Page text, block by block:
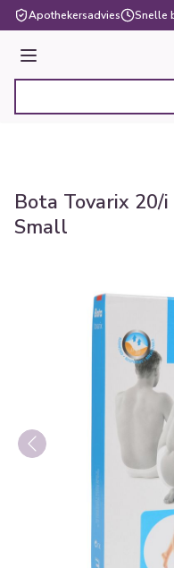
Ga naar de inhoud
Apothekersadvies Snelle
Menu
Bota Tovarix 20/
Small